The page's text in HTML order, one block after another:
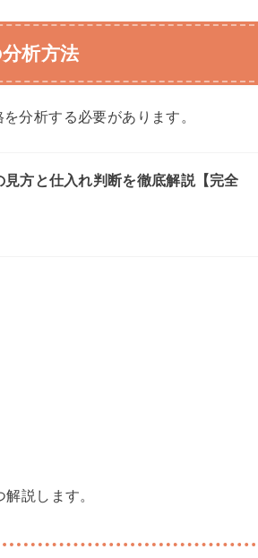
析方法
分析する必要があります。
方と仕入れ判断を徹底解説【完全
説します。